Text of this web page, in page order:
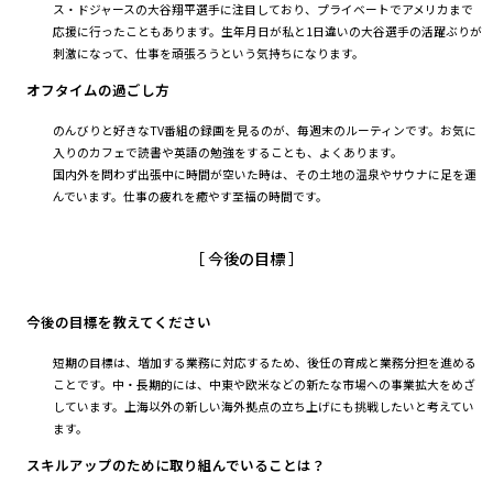
ス・ドジャースの大谷翔平選手に注目しており、プライベートでアメリカまで
応援に行ったこともあります。生年月日が私と1日違いの大谷選手の活躍ぶりが
刺激になって、仕事を頑張ろうという気持ちになります。
オフタイムの過ごし方
のんびりと好きなTV番組の録画を見るのが、毎週末のルーティンです。お気に
入りのカフェで読書や英語の勉強をすることも、よくあります。
国内外を問わず出張中に時間が空いた時は、その土地の温泉やサウナに足を運
んでいます。仕事の疲れを癒やす至福の時間です。
［ 今後の目標 ］
今後の目標を教えてください
短期の目標は、増加する業務に対応するため、後任の育成と業務分担を進める
ことです。中・長期的には、中東や欧米などの新たな市場への事業拡大をめざ
しています。上海以外の新しい海外拠点の立ち上げにも挑戦したいと考えてい
ます。
スキルアップのために取り組んでいることは？